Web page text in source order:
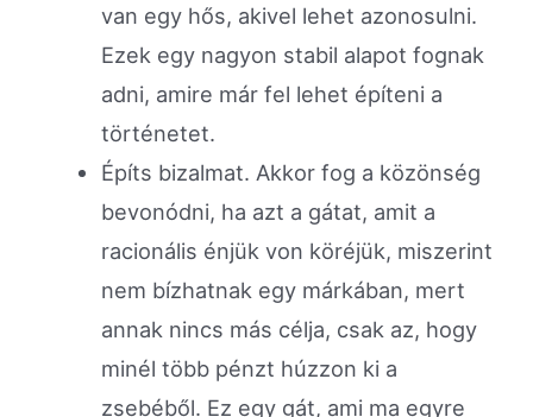
van egy hős, akivel lehet azonosulni.
Ezek egy nagyon stabil alapot fognak
adni, amire már fel lehet építeni a
történetet.
Építs bizalmat. Akkor fog a közönség
bevonódni, ha azt a gátat, amit a
racionális énjük von köréjük, miszerint
nem bízhatnak egy márkában, mert
annak nincs más célja, csak az, hogy
minél több pénzt húzzon ki a
zsebéből. Ez egy gát, ami ma egyre